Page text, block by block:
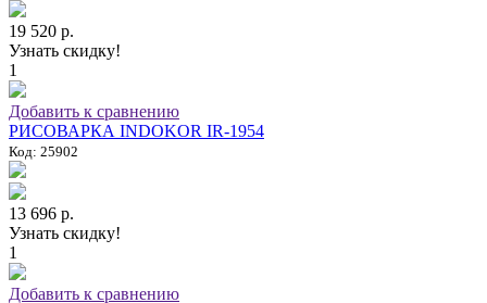
19 520 р.
Узнать скидку!
1
Добавить к сравнению
РИСОВАРКА INDOKOR IR-1954
Код: 25902
13 696 р.
Узнать скидку!
1
Добавить к сравнению